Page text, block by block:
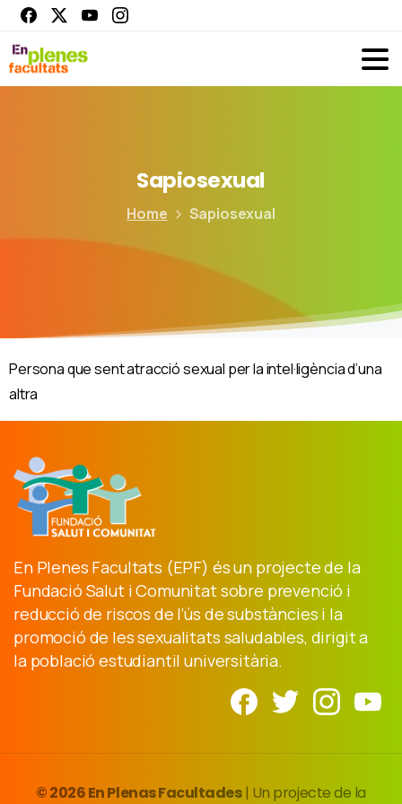
Sapiosexual
Home Sapiosexual
Persona que sent atracció sexual per la intel·ligència d’una
altra
En Plenes Facultats (EPF) és un projecte de la
Fundació Salut i Comunitat sobre prevenció i
reducció de riscos de l’ús de substàncies i la
promoció de les sexualitats saludables, dirigit a
la població estudiantil universitària.
© 2026 En Plenas Facultades| Un projecte de la